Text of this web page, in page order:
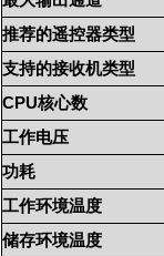
推荐的遥控器类型
支持的接收机类型
CPU核心数
工作电压
功耗
工作环境温度
储存环境温度